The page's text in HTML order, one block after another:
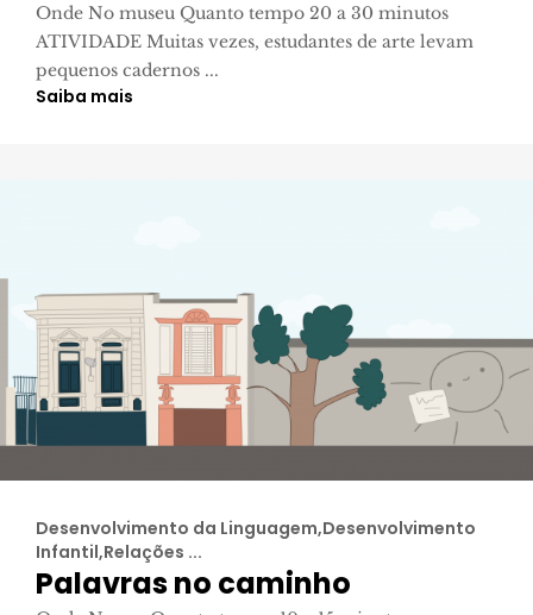
Onde No museu Quanto tempo 20 a 30 minutos
ATIVIDADE Muitas vezes, estudantes de arte levam
pequenos cadernos ...
Saiba mais
Desenvolvimento da Linguagem,Desenvolvimento
Infantil,Relações ...
Palavras no caminho